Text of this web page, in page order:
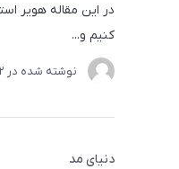
در این مقاله هویر
کنیم و...
نوشته شده در 02
دنیای مد